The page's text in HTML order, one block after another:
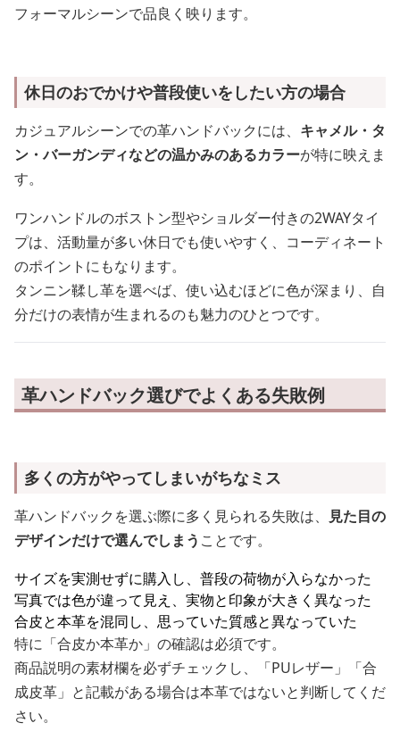
フォーマルシーンで品良く映ります。
休日のおでかけや普段使いをしたい方の場合
カジュアルシーンでの革ハンドバックには、 キャメル・タ
ン・バーガンディなどの温かみのあるカラーが特に映えま
す。
ワンハンドルのボストン型やショルダー付きの2WAYタイ
プは、活動量が多い休日でも使いやすく、コーディネート
のポイントにもなります。
タンニン鞣し革を選べば、使い込むほどに色が深まり、自
分だけの表情が生まれるのも魅力のひとつです。
革ハンドバック選びでよくある失敗例
多くの方がやってしまいがちなミス
革ハンドバックを選ぶ際に多く見られる失敗は、
見た目の
デザインだけで選んでしまう ことです。
サイズを実測せずに購入し、普段の荷物が入らなかった
写真では色が違って見え、実物と印象が大きく異なった
合皮と本革を混同し、思っていた質感と異なっていた
特に「合皮か本革か」の確認は必須です。
商品説明の素材欄を必ずチェックし、「PUレザー」「合
成皮革」と記載がある場合は本革ではないと判断してくだ
さい。